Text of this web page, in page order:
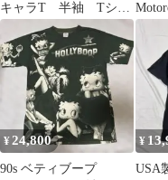
キャラT 半袖 Tシャ
ツ ビッグプリント
黒
¥24,800
90s ベティブープ
¥
USA